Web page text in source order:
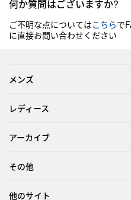
何か質問はございますか?
ご不明な点についてはこちらで
に直接お問い合わせください
メンズ
レディース
アーカイブ
その他
他のサイト